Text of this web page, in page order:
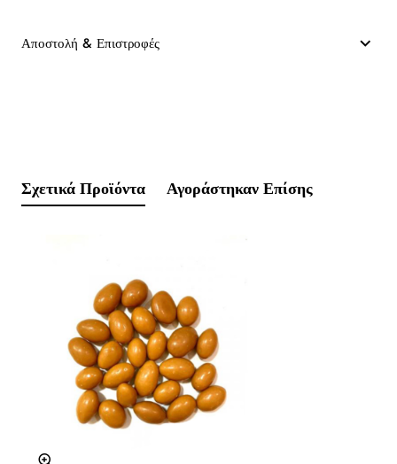
Αποστολή & Επιστροφές
Σχετικά Προϊόντα Αγοράστηκαν Επίσης